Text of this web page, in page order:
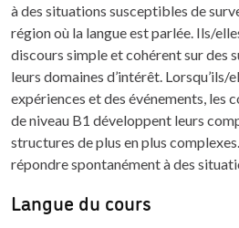
à des situations susceptibles de
région où la langue est parlée. Ils/
discours simple et cohérent sur des
leurs domaines d’intérêt. Lorsqu’ils/
expériences et des événements, les
de niveau B1 développent leurs
structures de plus en plus
répondre spontanément à des
Langue du cours